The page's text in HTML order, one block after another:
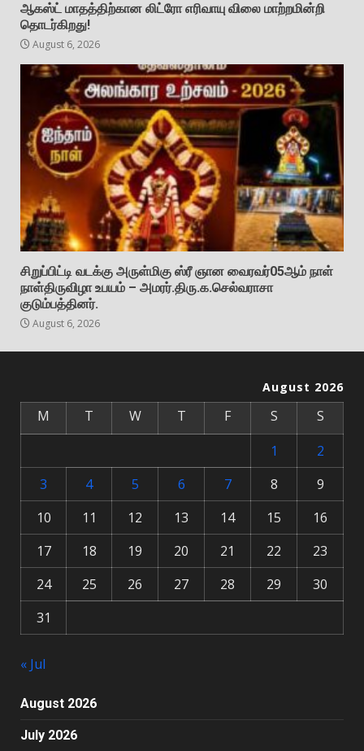
ஆகஸ்ட் மாதத்திற்கான லிட்ரோ எரிவாயு விலை மாற்றமின்றி
தொடர்கிறது!
August 6, 2026
சிறுப்பிட்டி வடக்கு அருள்மிகு ஸ்ரீ ஞான வைரவர்05ஆம் நாள்
நாள்திருவிழா உபயம் – அமரர்.திரு.க.செல்வராசா
குடும்பத்தினர்.
August 6, 2026
August 2026
M T W T F S
S
1
2
3
4 5 6 7 8
9
10
11 12 13 14 15
16
17
18 19 20 21 22
23
24
25 26 27 28 29
30
31
« Jul
August 2026
July 2026